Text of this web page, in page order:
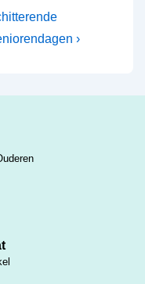
›